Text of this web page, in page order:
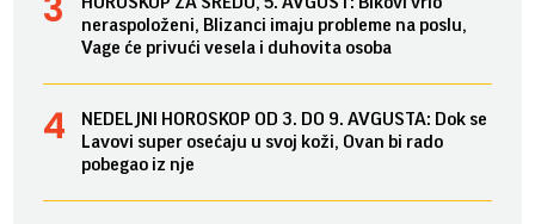
neraspoloženi, Blizanci imaju probleme na poslu,
Vage će privući vesela i duhovita osoba
NEDELJNI HOROSKOP OD 3. DO 9. AVGUSTA: Dok se
Lavovi super osećaju u svoj koži, Ovan bi rado
pobegao iz nje